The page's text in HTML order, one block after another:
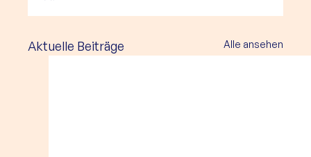
Aktuelle Beiträge Alle ansehen